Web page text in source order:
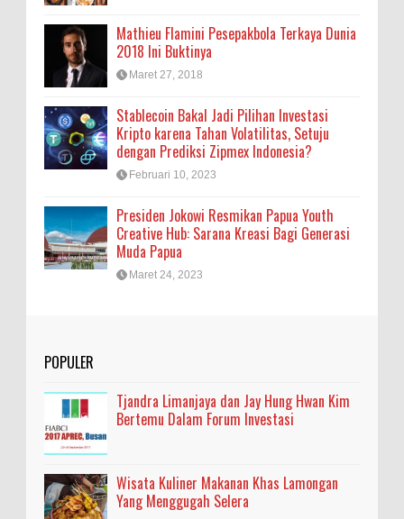
Mathieu Flamini Pesepakbola Terkaya Dunia
2018 Ini Buktinya
Maret 27, 2018
Stablecoin Bakal Jadi Pilihan Investasi
Kripto karena Tahan Volatilitas, Setuju
dengan Prediksi Zipmex Indonesia?
Februari 10, 2023
Presiden Jokowi Resmikan Papua Youth
Creative Hub: Sarana Kreasi Bagi Generasi
Muda Papua
Maret 24, 2023
POPULER
Tjandra Limanjaya dan Jay Hung Hwan Kim
Bertemu Dalam Forum Investasi
Wisata Kuliner Makanan Khas Lamongan
Yang Menggugah Selera